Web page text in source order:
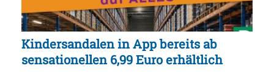
Kindersandalen in App bereits ab
sensationellen 6,99 Euro erhältlich